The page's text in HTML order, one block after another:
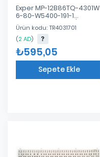
Exper MP-12B86TQ-4301W
6-80-W5400-191-1
Notebook Klavye (Siyah
TR)
Ürün kodu: TR4031701
(2 AD)
₺595,05
Sepete Ekle